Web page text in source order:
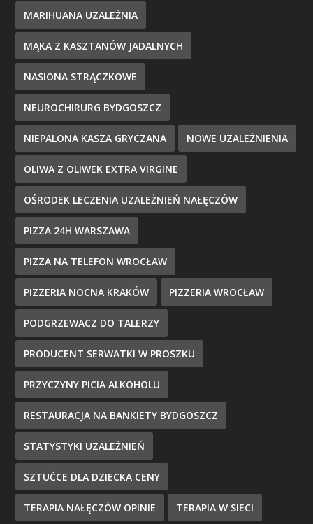
MARIHUANA UZALEŻNIA
MĄKA Z KASZTANÓW JADALNYCH
NASIONA STRĄCZKOWE
NEUROCHIRURG BYDGOSZCZ
NIEPALONA KASZA GRYCZANA NOWE UZALEŻNIENIA
OLIWA Z OLIWEK EXTRA VIRGINE
OŚRODEK LECZENIA UZALEŻNIEŃ NAŁĘCZÓW
PIZZA 24H WARSZAWA
PIZZA NA TELEFON WROCŁAW
PIZZERIA NOCNA KRAKÓW PIZZERIA WROCŁAW
PODGRZEWACZ DO TALERZY
PRODUCENT SERWATKI W PROSZKU
PRZYCZYNY PICIA ALKOHOLU
RESTAURACJA NA BANKIETY BYDGOSZCZ
STATYSTYKI UZALEŻNIEŃ
SZTUĆCE DLA DZIECKA CENY
TERAPIA NAŁĘCZÓW OPINIE TERAPIA W SIECI